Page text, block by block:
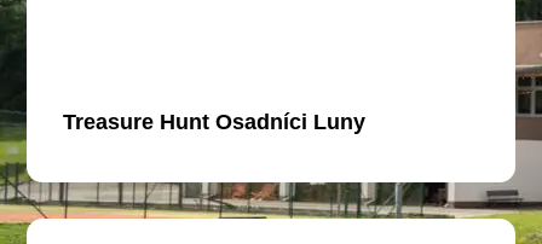
Treasure Hunt Osadníci Luny